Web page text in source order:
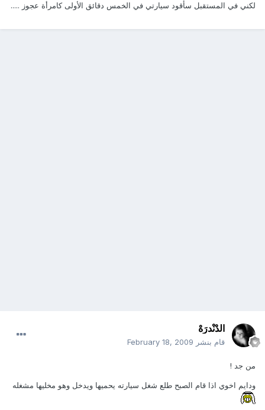
لكني في المستقبل سأقود سيارتي في الخمس دقائق الأولى كامرأة عجوز .....
الدْنْدرَهْ
قام بنشر February 18, 2009
من جد !
ودايم اخوي اذا قام الصبح طلع شغل سيارته يحميها ويدخل وهو مخليها مشغله